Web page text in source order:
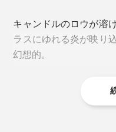
キャンドルのロウが溶
ラスにゆれる炎が映り
幻想的。